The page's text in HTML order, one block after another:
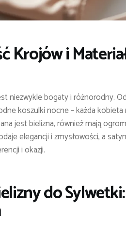
Krojów i
niezwykle bogaty i różnorodny.
koszulki nocne – każda
jest bielizna, również mają
elegancji i zmysłowości, a
i okazji.
do